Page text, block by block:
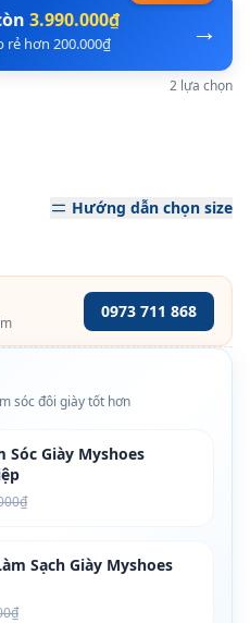
→
3.990.000₫
rẻ hơn 200.000₫
2 lựa chọn
Hướng dẫn chọn size
0973 711 868
sóc đôi giày tốt hơn
Sóc Giày Myshoes
Sạch Giày Myshoes